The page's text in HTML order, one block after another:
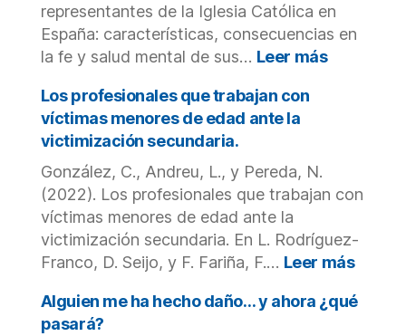
representantes de la Iglesia Católica en
España: características, consecuencias en
la fe y salud mental de sus… Leer más:
la
Iglesia
Católica
España:
Los profesionales que trabajan con
víctimas menores de edad ante la
victimización secundaria.
González, C., Andreu, L., y Pereda, N.
(2022). Los profesionales que trabajan con
víctimas menores de edad ante la
victimización secundaria. En L. Rodríguez-
Franco, D. Seijo, y F. Fariña, F.… Leer más:
Alguien me ha hecho daño… y ahora ¿qué
pasará?